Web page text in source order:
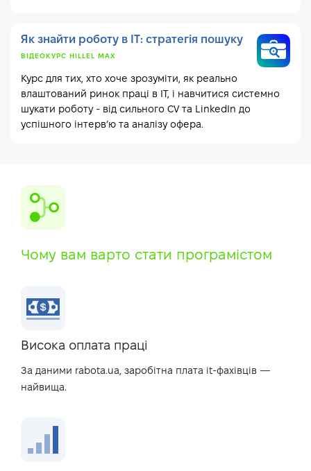
Як знайти роботу в IT: стратегія пошуку
ВІДЕОКУРС HILLEL MAX
Курс для тих, хто хоче зрозуміти, як реально
влаштований ринок праці в IT, і навчитися системно
шукати роботу - від сильного CV та LinkedIn до
успішного інтерв’ю та аналізу офера.
Чому вам варто стати програмістом
Висока оплата праці
За даними rabota.ua, заробітна плата it-фахівців —
найвища.